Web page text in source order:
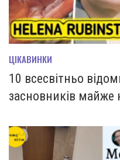
ЦІКАВИНКИ
10 всесвітньо
засновників майже